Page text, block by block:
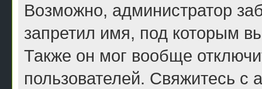
Возможно, администратор
запретил имя, под которым
Также он мог вообще
пользователей. Свяжитесь с